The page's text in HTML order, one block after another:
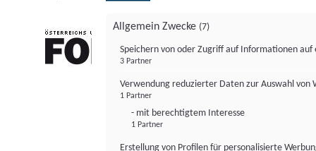
Allgemein Zwecke (7)
Speichern von oder Zugriff auf Informationen auf
3 Partner
Verwendung reduzierter Daten zur Auswahl von
1 Partner
- mit berechtigtem Interesse
1 Partner
Erstellung von Profilen für personalisierte
FONDS professionell